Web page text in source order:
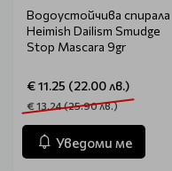
Водоустойчива спирала
Heimish Dailism Smudge
Stop Mascara 9gr
€ 11.25 (22.00 лв.)
€ 13.24 (25.90 лв.)
Уведоми ме